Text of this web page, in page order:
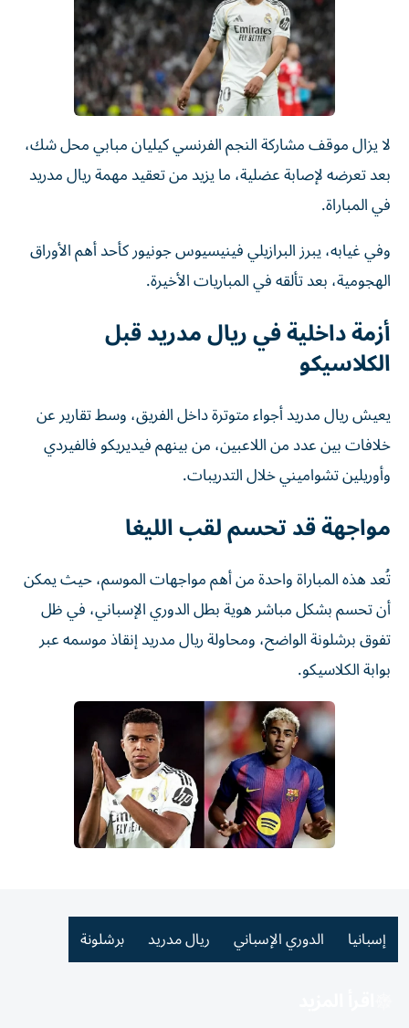
لا يزال موقف مشاركة النجم الفرنسي كيليان مبابي محل شك،
بعد تعرضه لإصابة عضلية، ما يزيد من تعقيد مهمة ريال مدريد
في المباراة.
وفي غيابه، يبرز البرازيلي فينيسيوس جونيور كأحد أهم الأوراق
الهجومية، بعد تألقه في المباريات الأخيرة.
أزمة داخلية في ريال مدريد قبل
الكلاسيكو
يعيش ريال مدريد أجواء متوترة داخل الفريق، وسط تقارير عن
خلافات بين عدد من اللاعبين، من بينهم فيديريكو فالفيردي
وأوريلين تشواميني خلال التدريبات.
مواجهة قد تحسم لقب الليغا
تُعد هذه المباراة واحدة من أهم مواجهات الموسم، حيث يمكن
أن تحسم بشكل مباشر هوية بطل الدوري الإسباني، في ظل
تفوق برشلونة الواضح، ومحاولة ريال مدريد إنقاذ موسمه عبر
بوابة الكلاسيكو.
إسبانيا الدوري الإسباني ريال مدريد برشلونة